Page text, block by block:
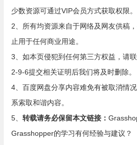
少数资源可通过VIP会员方式获取权限。
2、所有均资源来自于网络及网友供稿
止用于任何商业用途。
3、如本页侵犯到任何第三方权益，请
2-9-6提交相关证明后我们将及时删除。
4、百度网盘分享内容难免有被取消情
系索取和谐内容。
5、 转载请务必保留本文链接：
Grasshopper的学习有何经验与建议？